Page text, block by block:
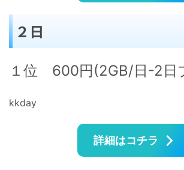
２日
１位 600円(2GB/日-2日
kkday
詳細はコチラ